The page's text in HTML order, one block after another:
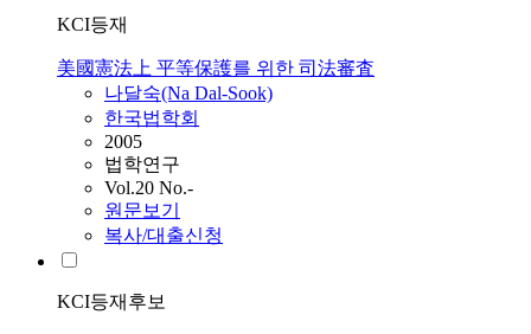
KCI등재
美國憲法上 平等保護를 위한 司法審査
나달숙(Na Dal-Sook)
한국법학회
2005
법학연구
Vol.20 No.-
원문보기
복사/대출신청
KCI등재후보